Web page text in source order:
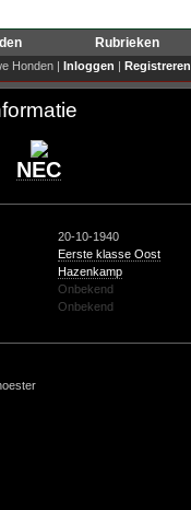
Rubrieken
Honden | Inloggen | Registreren
NEC
20-10-1940
Eerste klasse Oost
Hazenkamp
Onbekend
Onbekend